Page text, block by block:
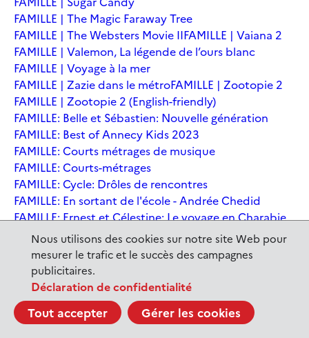
Nous utilisons des cookies sur notre site Web pour
mesurer le trafic et le succès des campagnes
publicitaires.
Déclaration de confidentialité
Tout accepter Gérer les cookies
FAMILLE | The Magic Faraway Tree
FAMILLE | The Websters Movie IIFAMILLE | Vaiana 2
FAMILLE | Valemon, La légende de l’ours blanc
FAMILLE | Voyage à la mer
FAMILLE | Zazie dans le métroFAMILLE | Zootopie 2
FAMILLE | Zootopie 2 (English-friendly)
FAMILLE: Belle et Sébastien: Nouvelle génération
FAMILLE: Best of Annecy Kids 2023
FAMILLE: Courts métrages de musique
FAMILLE: Courts-métrages
FAMILLE: Cycle: Drôles de rencontres
FAMILLE: En sortant de l'école - Andrée Chedid
FAMILLE: Ernest et Célestine: Le voyage en Charabie
FAMILLE: Festival International du court métrage
Clermont-Ferrand
FAMILLE: Kina et Yuk, renards de la banquise
FAMILLE: La Pat' Patrouille : La Super Patrouille, le film
FAMILLE: Le dernier jaguarFAMILLE: Le Dirigeable volé
FAMILLE: Le Nid du TigreFAMILLE: Le Tableau